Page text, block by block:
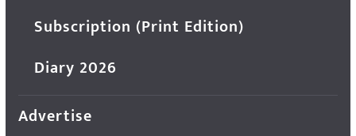
Subscription (Print Edition)
Diary 2026
Advertise